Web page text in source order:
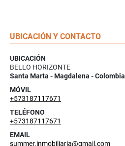
UBICACIÓN Y CONTACTO
UBICACIÓN
BELLO HORIZONTE
Santa Marta - Magdalena - Colombia
MÓVIL
+573187117671
TELÉFONO
+573187117671
EMAIL
summer.inmobiliaria@gmail.com